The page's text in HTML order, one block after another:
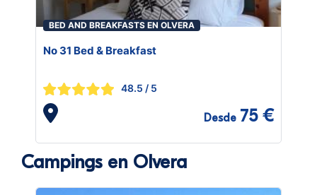
BED AND BREAKFASTS EN OLVERA
No 31 Bed & Breakfast
48.5 / 5
Desde 75 €
Campings en Olvera